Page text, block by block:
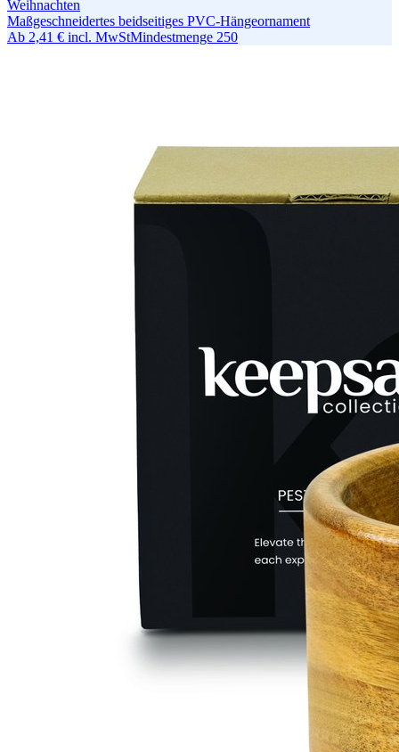
Weihnachten
Maßgeschneidertes beidseitiges PVC-Hängeornament
Ab 2,41 € incl. MwStMindestmenge 250